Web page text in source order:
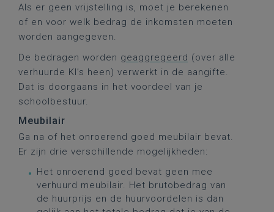
Als er geen vrijstelling is, moet je berekenen
of en voor welk bedrag de inkomsten moeten
worden aangegeven.
De bedragen worden geaggregeerd (over alle
verhuurde KI’s heen) verwerkt in de aangifte.
Dat is doorgaans in het voordeel van je
schoolbestuur.
Meubilair
Ga na of het onroerend goed meubilair bevat.
Er zijn drie verschillende mogelijkheden:
Het onroerend goed bevat geen mee
verhuurd meubilair. Het brutobedrag van
de huurprijs en de huurvoordelen is dan